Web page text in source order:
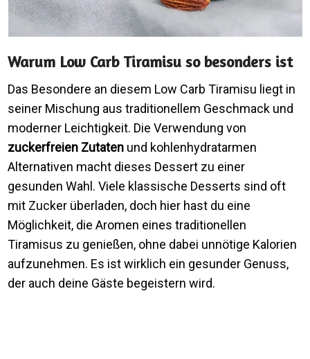
Warum Low Carb Tiramisu so besonders ist
Das Besondere an diesem Low Carb Tiramisu liegt in
seiner Mischung aus traditionellem Geschmack und
moderner Leichtigkeit. Die Verwendung von
zuckerfreien Zutaten und kohlenhydratarmen
Alternativen macht dieses Dessert zu einer
gesunden Wahl. Viele klassische Desserts sind oft
mit Zucker überladen, doch hier hast du eine
Möglichkeit, die Aromen eines traditionellen
Tiramisus zu genießen, ohne dabei unnötige Kalorien
aufzunehmen. Es ist wirklich ein gesunder Genuss,
der auch deine Gäste begeistern wird.